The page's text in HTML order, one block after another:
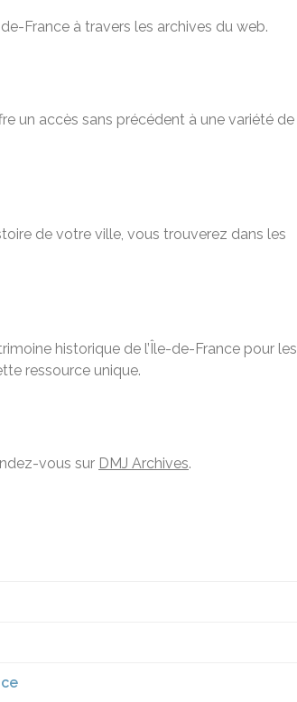
France à travers les archives du web.
un accès sans précédent à une variété de
de votre ville, vous trouverez dans les
historique de l’Île-de-France pour les
ressource unique.
vous sur DMJ Archives.